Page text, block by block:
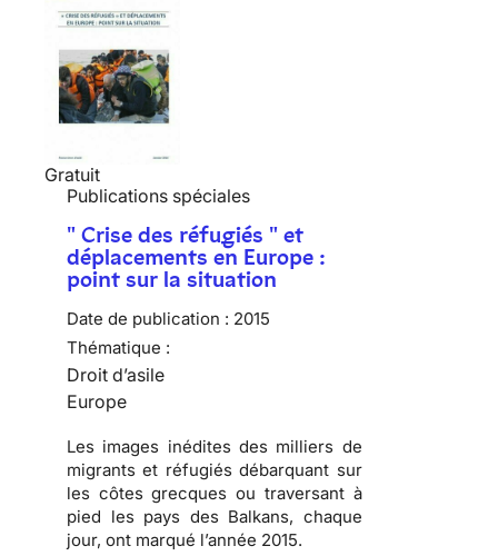
Gratuit
Publications spéciales
" Crise des réfugiés " et
déplacements en Europe :
point sur la situation
Date de publication : 2015
Thématique :
Droit d’asile
Europe
Les images inédites des milliers de
migrants et réfugiés débarquant sur
les côtes grecques ou traversant à
pied les pays des Balkans, chaque
jour, ont marqué l’année 2015.